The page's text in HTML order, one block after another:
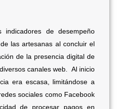
indicadores de desempeño
las artesanas al concluir el
de la presencia digital de
canales web. Al inicio
era escasa, limitándose a
sociales como Facebook
de procesar pagos en